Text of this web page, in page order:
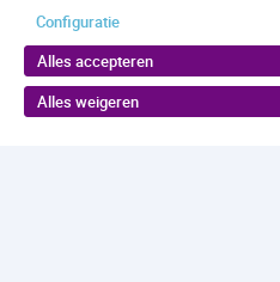
Configuratie
Alles accepteren
Alles weigeren